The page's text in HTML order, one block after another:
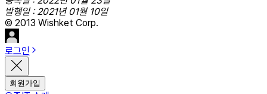
발행일 : 2021년 01월 10일
© 2013 Wishket Corp.
로그인
회원가입